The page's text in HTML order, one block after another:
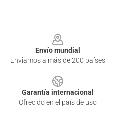
Envío mundial
Enviamos a más de 200 países
Garantía internacional
Ofrecido en el país de uso